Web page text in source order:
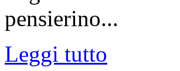
pensierino...
Leggi tutto